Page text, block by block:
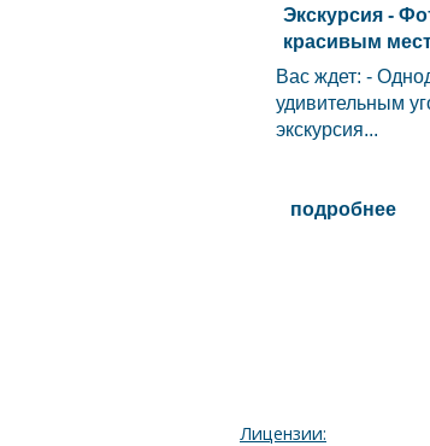
Экскурсия -
красивым
Вас ждет: -
удивительным
экскурсия...
подробнее
Лицензии: